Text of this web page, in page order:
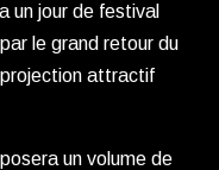
un jour de festival
le grand retour du
attractif
un volume de